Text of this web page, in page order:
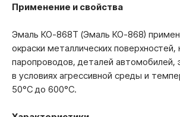
Применение и свойства
Эмаль КО-868Т (Эмаль КО-868)
окраски металлических
паропроводов, деталей автомобилей,
в условиях агрессивной среды и
50°C до 600°C.